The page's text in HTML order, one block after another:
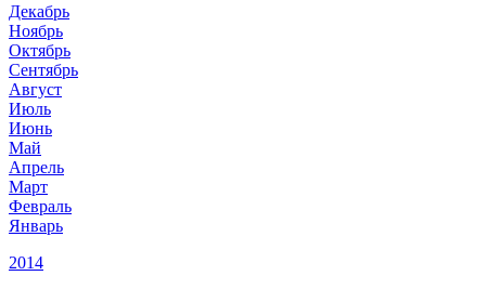
Декабрь
Ноябрь
Октябрь
Сентябрь
Август
Июль
Июнь
Май
Апрель
Март
Февраль
Январь
2014